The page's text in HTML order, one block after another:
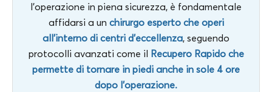
l’operazione in piena sicurezza, è fondamentale
affidarsi a un chirurgo esperto che operi
all’interno di centri d’eccellenza, seguendo
protocolli avanzati come il Recupero Rapido che
permette di tornare in piedi anche in sole 4 ore
dopo l’operazione.